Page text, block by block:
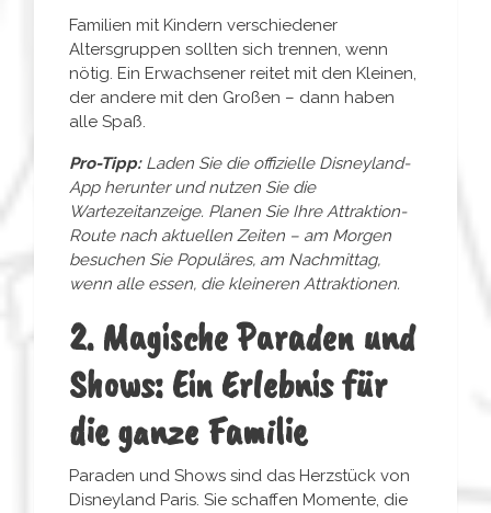
Familien mit Kindern verschiedener
Altersgruppen sollten sich trennen, wenn
nötig. Ein Erwachsener reitet mit den Kleinen,
der andere mit den Großen – dann haben
alle Spaß.
Pro-Tipp: Laden Sie die offizielle Disneyland-
App herunter und nutzen Sie die
Wartezeitanzeige. Planen Sie Ihre Attraktion-
Route nach aktuellen Zeiten – am Morgen
besuchen Sie Populäres, am Nachmittag,
wenn alle essen, die kleineren Attraktionen.
2. Magische Paraden und
Shows: Ein Erlebnis für
die ganze Familie
Paraden und Shows sind das Herzstück von
Disneyland Paris. Sie schaffen Momente, die